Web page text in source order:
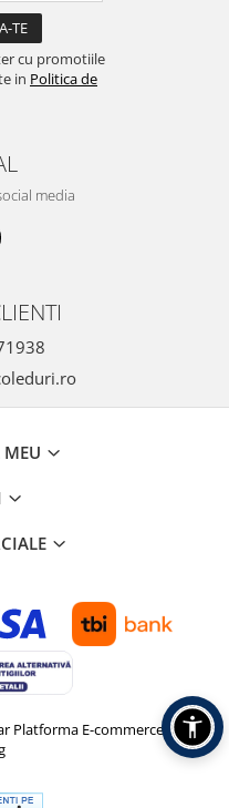
cu promotiile
in Politica de
media
Platforma E-commerce by